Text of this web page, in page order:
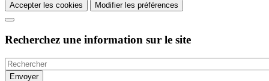
Accepter les cookies Modifier les préférences
Recherchez une information sur le site